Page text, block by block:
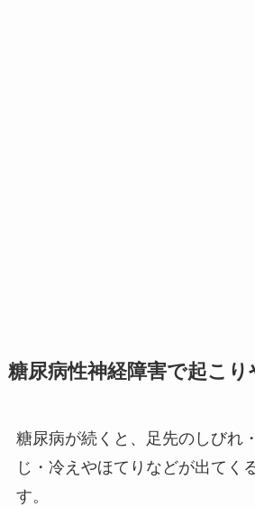
糖尿病性神経障害で起こ
糖尿病が続くと、足先のしびれ
じ・冷えやほてりなどが出てく
す。